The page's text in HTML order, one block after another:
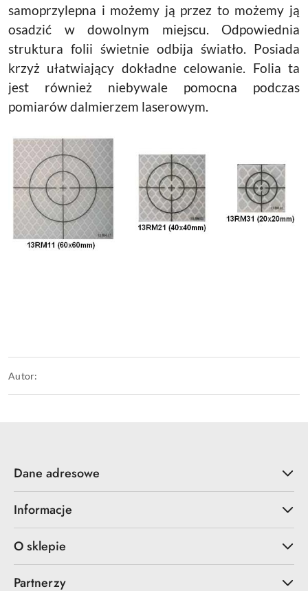
samoprzylepna i możemy ją przez to możemy ją
osadzić w dowolnym miejscu. Odpowiednia
struktura folii świetnie odbija światło. Posiada
krzyż ułatwiający dokładne celowanie. Folia ta
jest również niebywale pomocna podczas
pomiarów dalmierzem laserowym.
Autor:
Dane adresowe
Informacje
O sklepie
Partnerzy